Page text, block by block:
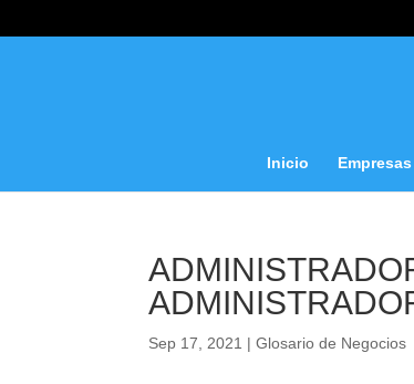
Inicio Empresas
Sep 17, 2021 |Glosario de Negocios